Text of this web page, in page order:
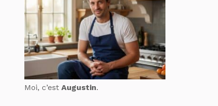
Moi, c’est Augustin.